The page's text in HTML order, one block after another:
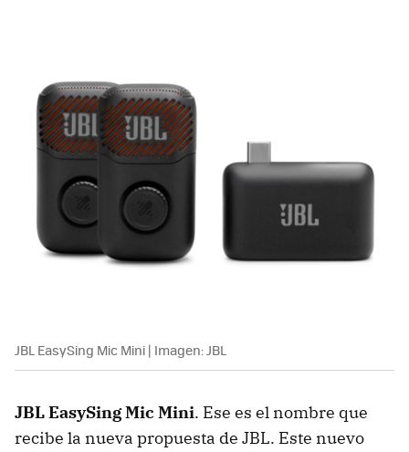
JBL EasySing Mic Mini | Imagen: JBL
JBL EasySing Mic Mini. Ese es el nombre que
recibe la nueva propuesta de JBL. Este nuevo